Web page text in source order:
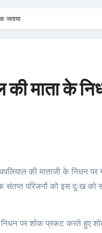
जताया
की माता के
की माताजी के निधन पर
संतप्त परिजनों को इस दुःख को
के निधन पर शोक प्रकट करते हुए